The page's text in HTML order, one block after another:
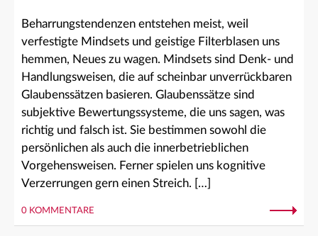
Beharrungstendenzen entstehen meist, weil
verfestigte Mindsets und geistige Filterblasen uns
hemmen, Neues zu wagen. Mindsets sind Denk- und
Handlungsweisen, die auf scheinbar unverrückbaren
Glaubenssätzen basieren. Glaubenssätze sind
subjektive Bewertungssysteme, die uns sagen, was
richtig und falsch ist. Sie bestimmen sowohl die
persönlichen als auch die innerbetrieblichen
Vorgehensweisen. Ferner spielen uns kognitive
Verzerrungen gern einen Streich. […]
0 KOMMENTARE